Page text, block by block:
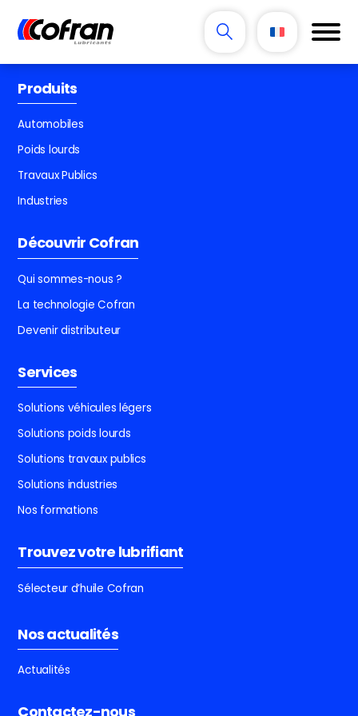
Produits
Automobiles
Poids lourds
Travaux Publics
Industries
Découvrir Cofran
Qui sommes-nous ?
La technologie Cofran
Devenir distributeur
Services
Solutions véhicules légers
Solutions poids lourds
Solutions travaux publics
Solutions industries
Nos formations
Trouvez votre lubrifiant
Sélecteur d’huile Cofran
Nos actualités
Actualités
Contactez-nous